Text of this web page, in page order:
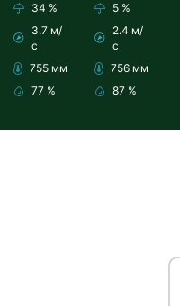
34 %
3.7 м/
с
755 мм
77 %
5 %
2.4 м/
с
756 мм
87 %